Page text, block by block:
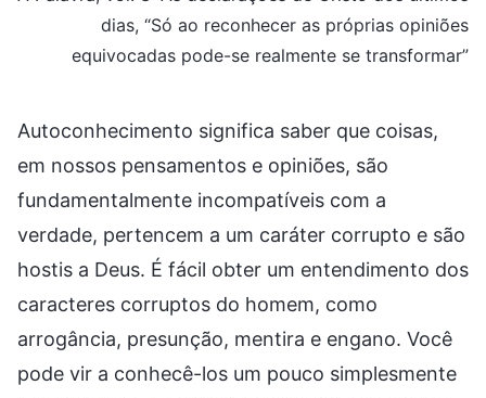
dias, “Só ao reconhecer as próprias opiniões
equivocadas pode-se realmente se transformar”
Autoconhecimento significa saber que coisas,
em nossos pensamentos e opiniões, são
fundamentalmente incompatíveis com a
verdade, pertencem a um caráter corrupto e são
hostis a Deus. É fácil obter um entendimento dos
caracteres corruptos do homem, como
arrogância, presunção, mentira e engano. Você
pode vir a conhecê-los um pouco simplesmente